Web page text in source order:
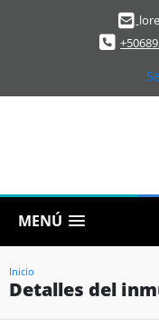
MENÚ
Inicio
Detalles del